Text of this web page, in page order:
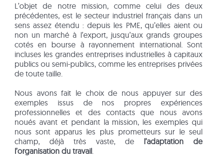
L’objet de notre mission, comme celui des deux
précédentes, est le secteur industriel français dans un
sens assez étendu : depuis les PME, qu’elles aient ou
non un marché à l’export, jusqu’aux grands groupes
cotés en bourse à rayonnement international. Sont
incluses les grandes entreprises industrielles à capitaux
publics ou semi-publics, comme les entreprises privées
de toute taille.
Nous avons fait le choix de nous appuyer sur des
exemples issus de nos propres expériences
professionnelles et des contacts que nous avons
noués avant et pendant la mission, les exemples qui
nous sont apparus les plus prometteurs sur le seul
champ, déjà très vaste, de l’adaptation de
l’organisation du travail.